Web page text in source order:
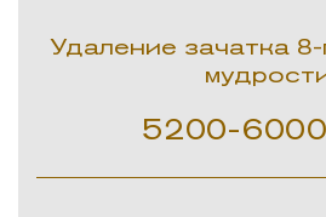
Удаление зачатка
5200-6000